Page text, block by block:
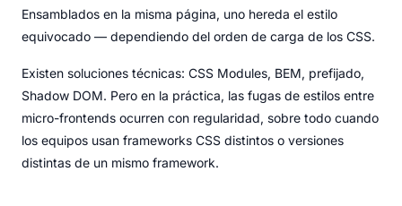
Ensamblados en la misma página, uno hereda el estilo
equivocado — dependiendo del orden de carga de los CSS.
Existen soluciones técnicas: CSS Modules, BEM, prefijado,
Shadow DOM. Pero en la práctica, las fugas de estilos entre
micro-frontends ocurren con regularidad, sobre todo cuando
los equipos usan frameworks CSS distintos o versiones
distintas de un mismo framework.